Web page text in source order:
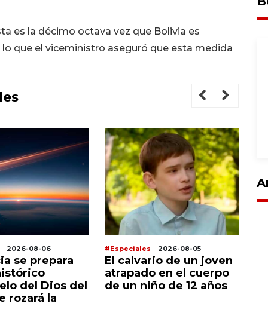
es la décimo octava vez que Bolivia es
que el viceministro aseguró que esta medida
2026-08-06
se prepara
del Dios del
rozará la
#Especiales 2026-08-05
El calvario de un joven
atrapado en el cuerpo
de un niño de 12 años